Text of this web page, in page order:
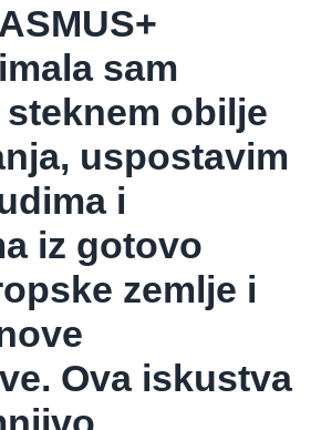
sam
obilje
uspostavim
i
iz gotovo
zemlje i
Ova iskustva